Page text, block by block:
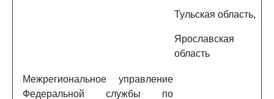
Тульская область,
Ярославская
область
Межрегиональное управление
Федеральной службы по